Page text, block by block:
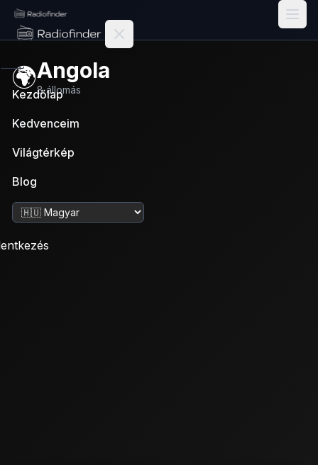
Radiofinder home
Kezdőlap
Kedvenceim
Világtérkép
Blog
Nyelv váltása
🌍Angola
8 állomás